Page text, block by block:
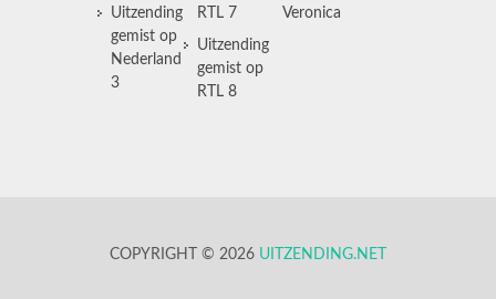
Uitzending
gemist op
Nederland
3
RTL 7
Uitzending
gemist op
RTL 8
Veronica
COPYRIGHT © 2026 UITZENDING.NET